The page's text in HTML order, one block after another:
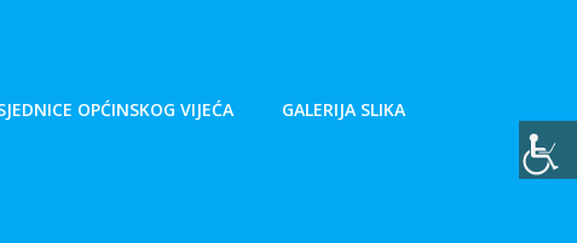
OPĆINSKOG VIJEĆA GALERIJA SLIKA